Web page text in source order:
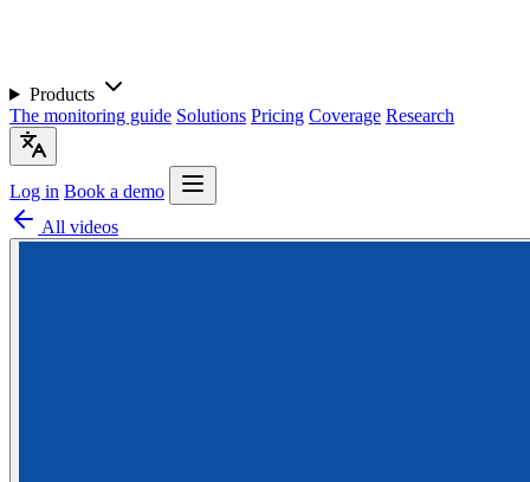
Products
The monitoring guide Solutions Pricing Coverage Research
Log in Book a demo
All videos